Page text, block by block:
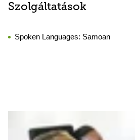
Szolgáltatások
Spoken Languages: Samoan